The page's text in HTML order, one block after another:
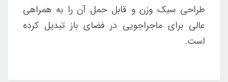
طراحی سبک وزن و قابل حمل آن را به همراهی
عالی برای ماجراجویی در فضای باز تبدیل کرده
است.